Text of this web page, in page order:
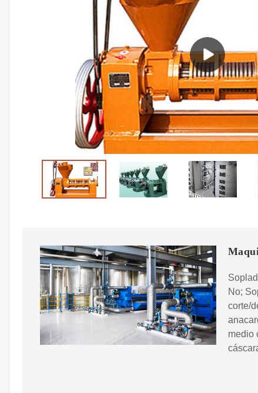
No;
corte/
medio